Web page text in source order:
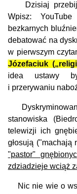
Dzisiaj przebija
Wpisz: YouTube
bezkarnych
debatować na
w pierwszym
Józefaciuk
idea ustawy
i przerywaniu
Dyskryminowani
stanowiska
telewizji ich
głosują ("machają
"pastor"
zdziadzieje wciąż
Nic nie wie o